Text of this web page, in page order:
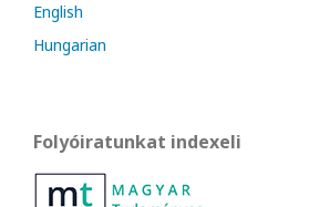
English
Hungarian
Folyóiratunkat indexeli